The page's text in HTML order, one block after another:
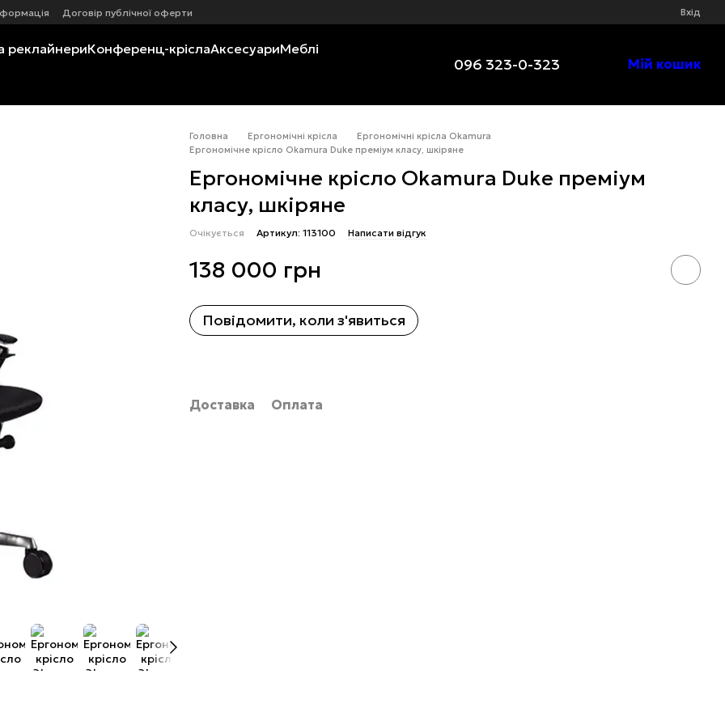
Договір публічної оферти Вхід
реклайнериКонференц-кріслаАксесуариМеблі
096 323-0-323 Мій кошик
Головна Ергономічні крісла
Ергономічні крісла Okamura
Ергономічне крісло Okamura Duke преміум класу, шкіряне
Ергономічне крісло Okamura Duke преміум
класу, шкіряне
Очікується Артикул: 113100 Написати відгук
138 000 грн
Повідомити, коли з'явиться
Доставка Оплата